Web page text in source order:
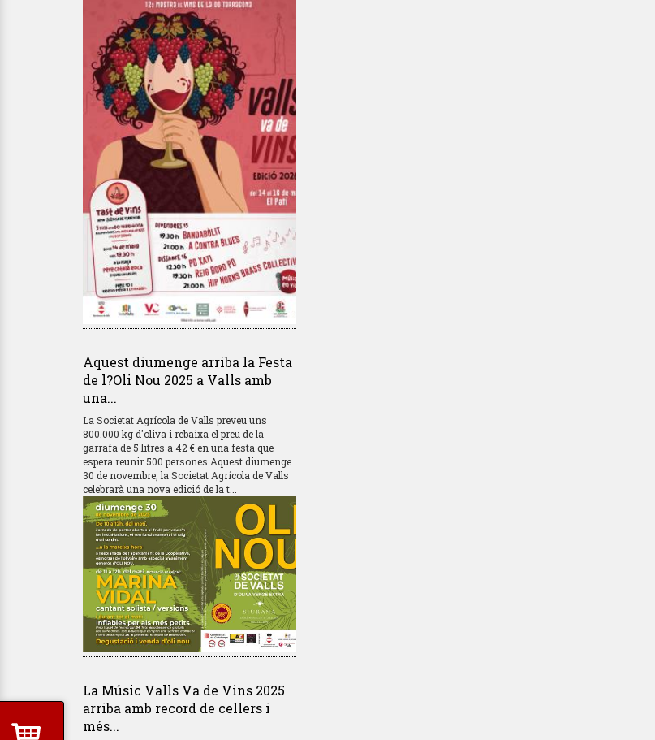
Aquest diumenge arriba la Festa
de l?Oli Nou 2025 a Valls amb
una...
La Societat Agrícola de Valls preveu uns
800.000 kg d'oliva i rebaixa el preu de la
garrafa de 5 litres a 42 € en una festa que
espera reunir 500 persones Aquest diumenge
30 de novembre, la Societat Agrícola de Valls
celebrarà una nova edició de la t...
La Músic Valls Va de Vins 2025
arriba amb record de cellers i
més...